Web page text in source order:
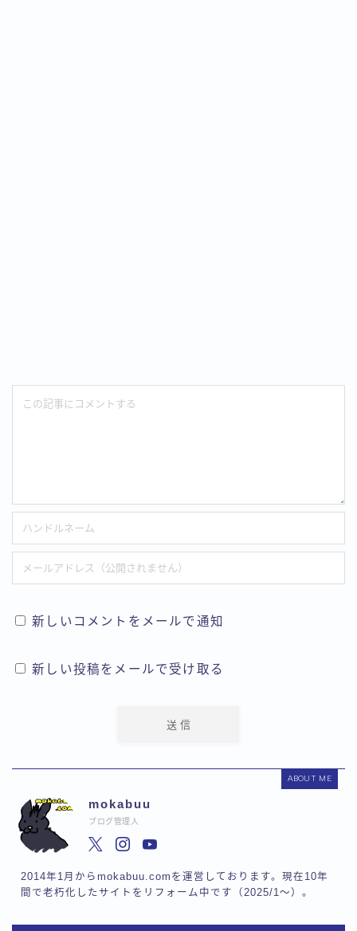
新しいコメントをメールで通知
新しい投稿をメールで受け取る
ABOUT ME
mokabuu
ブログ管理人
2014年1月からmokabuu.comを運営しております。現在10年
間で老朽化したサイトをリフォーム中です（2025/1〜）。